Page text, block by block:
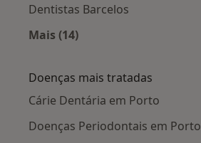
Dentistas Barcelos
Mais (14)
Doenças mais tratadas
Cárie Dentária em Porto
Doenças Periodontais em Porto